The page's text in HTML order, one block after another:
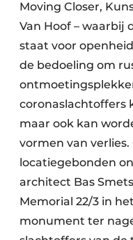
Moving Closer,
Van Hoof – waarbij
staat voor
de bedoeling om
coronaslachtoffers
maar ook kan
vormen van
locatiegebonden
architect Bas
Memorial 22/3 in
monument ter